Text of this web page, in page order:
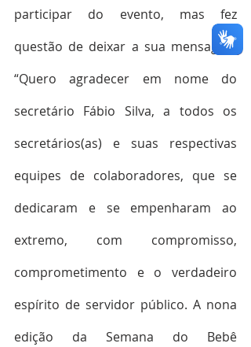
participar do evento, mas fez
questão de deixar a sua mensagem
“Quero agradecer em nome do
secretário Fábio Silva, a todos os
secretários(as) e suas respectivas
equipes de colaboradores, que se
dedicaram e se empenharam ao
extremo, com compromisso,
comprometimento e o verdadeiro
espírito de servidor público. A nona
edição da Semana do Bebê